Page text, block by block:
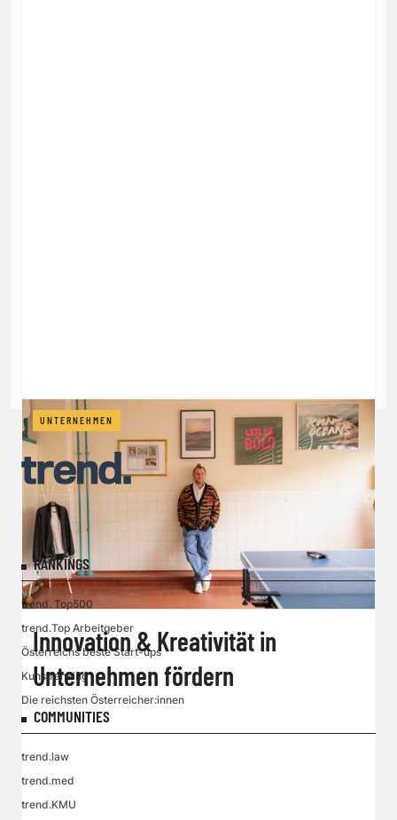
UNTERNEHMEN
Innovation & Kreativität in
Unternehmen fördern
RANKINGS
trend. Top500
trend.Top Arbeitgeber
Österreichs beste Start-ups
Kunstranking
Die reichsten Österreicher:innen
COMMUNITIES
trend.law
trend.med
trend.KMU